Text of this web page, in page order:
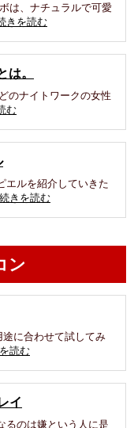
は、ナチュラルで可愛
きを読む
は。
のナイトワークの女性
む
エルを紹介していきた
続きを読む
ン
に合わせて試してみ
読む
イ
るのは嫌という人に是